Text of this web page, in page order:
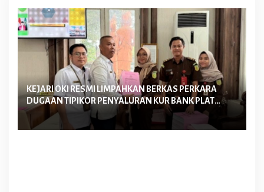
KEJARI OKI RESMI LIMPAHKAN BERKAS PERKARA
DUGAAN TIPIKOR PENYALURAN KUR BANK PLAT
MERAH TAHUN 2022-2023 KE PENGADILAN TIPIKOR
PALEMBANG